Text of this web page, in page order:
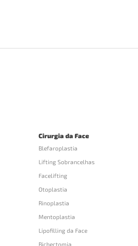
Cirurgia da Face
Blefaroplastia
Lifting Sobrancelhas
Facelifting
Otoplastia
Rinoplastia
Mentoplastia
Lipofilling da Face
Bichectomia